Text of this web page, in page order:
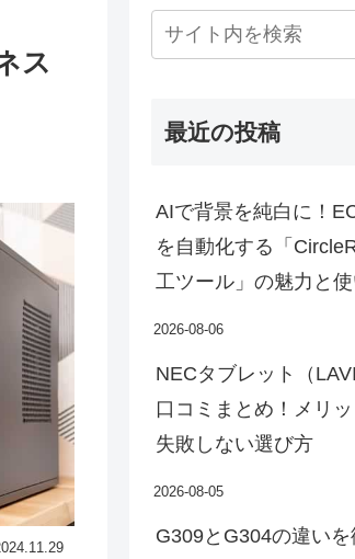
ス
最近の投稿
AIで背景を純白に！
を自動化する「
工ツール」の魅力と
2026-08-06
NECタブレット（
口コミまとめ！メリ
失敗しない選び方
2026-08-05
G309とG304の違い